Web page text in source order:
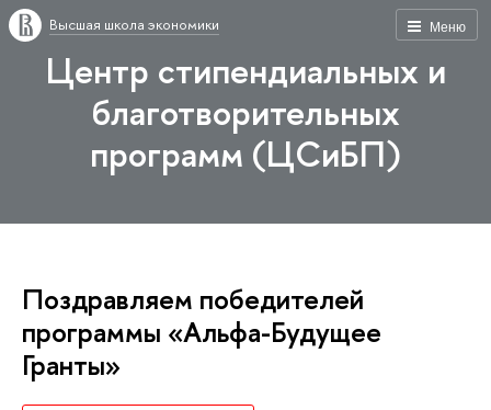
Меню
Высшая школа экономики
Центр стипендиальных и
благотворительных
программ (ЦСиБП)
Поздравляем победителей
программы «Альфа-Будущее
Гранты»